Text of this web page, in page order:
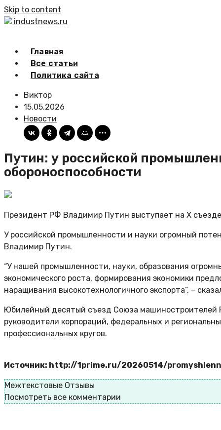
Skip to content
industnews.ru
Главная
Все статьи
Политика сайта
Виктор
15.05.2026
Новости
Путин: у российской
обороноспособности
Президент РФ Владимир Путин выступает на X
У российской промышленности и науки огромный
Владимир Путин.
“У нашей промышленности, науки, образования
экономического роста, формирования экономики
наращивания высокотехнологичного экспорта”, –
Юбилейный десятый съезд Союза машиностроителей
руководители корпораций, федеральных и
профессиональных кругов.
Источник: http://1prime.ru/20260514/
Межтекстовые Отзывы
Посмотреть все комментарии